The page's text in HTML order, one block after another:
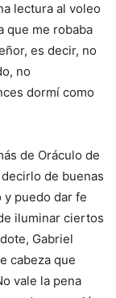
lectura al voleo
que me robaba
es decir, no
no
dormí como
de Oráculo de
de buenas
y puedo dar fe
iluminar ciertos
Gabriel
cabeza que
vale la pena